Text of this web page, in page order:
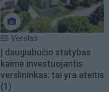
Verslas
Į daugiabučio statybas
kaime investuojantis
verslininkas: tai yra ateitis
(1)